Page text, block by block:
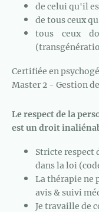
de celui qu'il
de tous ceux
tous ceux
Certifiée en
Master 2 - Gestion
Le respect de la
est un droit
Stricte respect
dans la loi
La thérapie ne
avis & suivi
Je travaille de